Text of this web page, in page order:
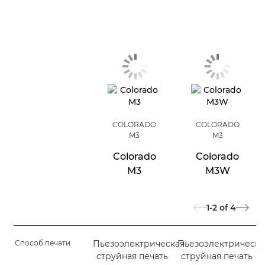
COLORADO
M3
Colorado
M3
COLORADO
M3
Colorado
M3W
1-2 of 4
Способ печати
Пьезоэлектрическая
струйная печать
струйная печать